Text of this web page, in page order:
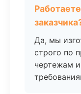
Да, мы
строго по
чертежам